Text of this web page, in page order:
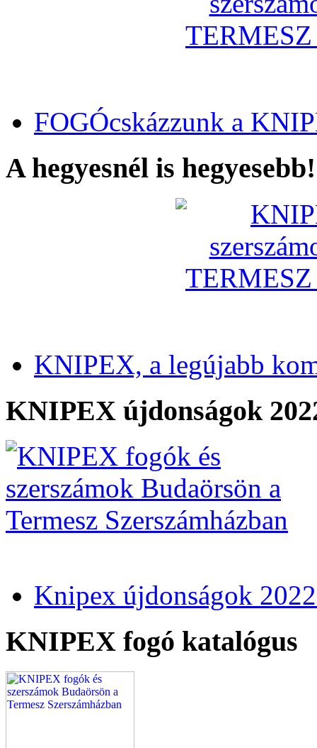
FOGÓcskázzunk a
A hegyesnél is hegyesebb!
KNIPEX, a legújabb
KNIPEX újdonságok
Knipex újdonságok
KNIPEX fogó katalógus